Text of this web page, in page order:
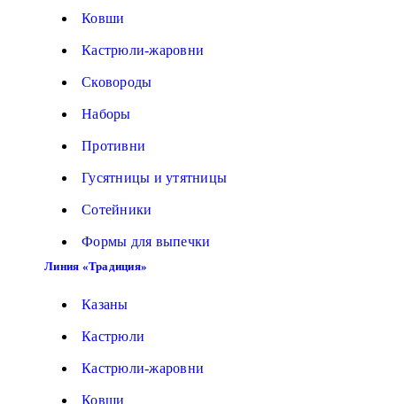
Ковши
Кастрюли-жаровни
Сковороды
Наборы
Противни
Гусятницы и утятницы
Сотейники
Формы для выпечки
Линия «Традиция»
Казаны
Кастрюли
Кастрюли-жаровни
Ковши